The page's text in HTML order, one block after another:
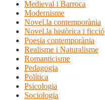
Medieval i Barroca
Modernisme
Novel.la contemporània
Novel.la històrica i ficció
Poesia contemporània
Realisme i Naturalisme
Romanticisme
Pedagogia
Política
Psicologia
Sociologia